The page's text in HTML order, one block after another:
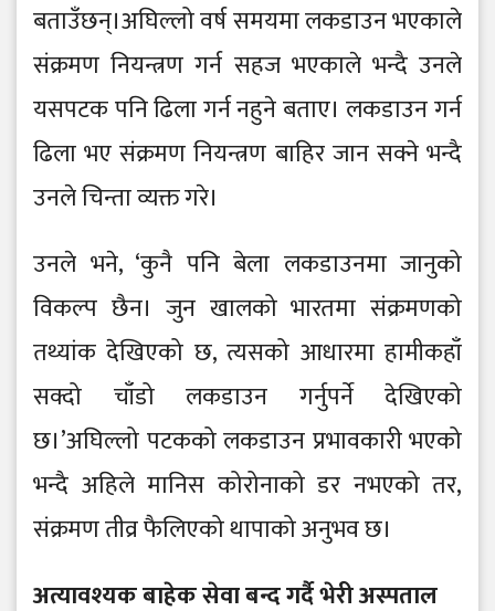
बताउँछन्।अघिल्लो वर्ष समयमा लकडाउन भएकाले
संक्रमण नियन्त्रण गर्न सहज भएकाले भन्दै उनले
यसपटक पनि ढिला गर्न नहुने बताए। लकडाउन गर्न
ढिला भए संक्रमण नियन्त्रण बाहिर जान सक्ने भन्दै
उनले चिन्ता व्यक्त गरे।
उनले भने, ‘कुनै पनि बेला लकडाउनमा जानुको
विकल्प छैन। जुन खालको भारतमा संक्रमणको
तथ्यांक देखिएको छ, त्यसको आधारमा हामीकहाँ
सक्दो चाँडो लकडाउन गर्नुपर्ने देखिएको
छ।’अघिल्लो पटकको लकडाउन प्रभावकारी भएको
भन्दै अहिले मानिस कोरोनाको डर नभएको तर,
संक्रमण तीव्र फैलिएको थापाको अनुभव छ।
अत्यावश्यक बाहेक सेवा बन्द गर्दै भेरी अस्पताल